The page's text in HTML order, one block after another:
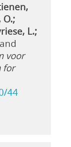
O.;
L.;
voor
for
44